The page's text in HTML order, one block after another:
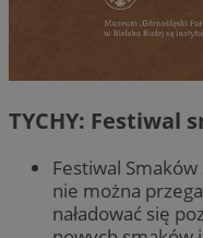
TYCHY: Festiwal
Festiwal
nie można
naładować się